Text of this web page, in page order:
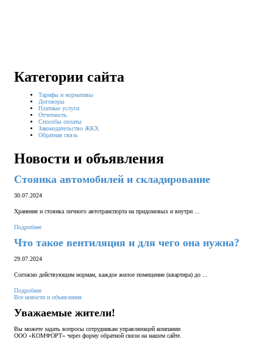
Категории сайта
Тарифы и нормативы
Договоры
Платные услуги
Отчетность
Способы оплаты
Законодательство ЖКХ
Обратная связь
Новости и объявления
Стоянка автомобилей и складирование
30.07.2024
Хранение и стоянка личного автотранспорта на придомовых и внутри ...
Подробнее
Что такое вентиляция и для чего она нужна?
29.07.2024
Согласно действующим нормам, каждое жилое помещение (квартира) до ...
Подробнее
Все новости и объявления
Уважаемые жители!
Вы можете задать вопросы сотрудникам управляющей компании
ООО «КОМФОРТ» через форму обратной связи на нашем сайте.